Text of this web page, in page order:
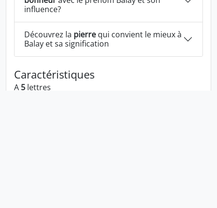
influence?
Découvrez la pierre qui convient le mieux à
Balay et sa signification
Caractéristiques
A 5 lettres